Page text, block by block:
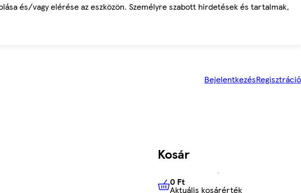
és/vagy elérése az eszközön. Személyre szabott hirdetések és tartalmak,
BejelentkezésRegisztráció
Kosár
0 Ft
Aktuális kosárérték